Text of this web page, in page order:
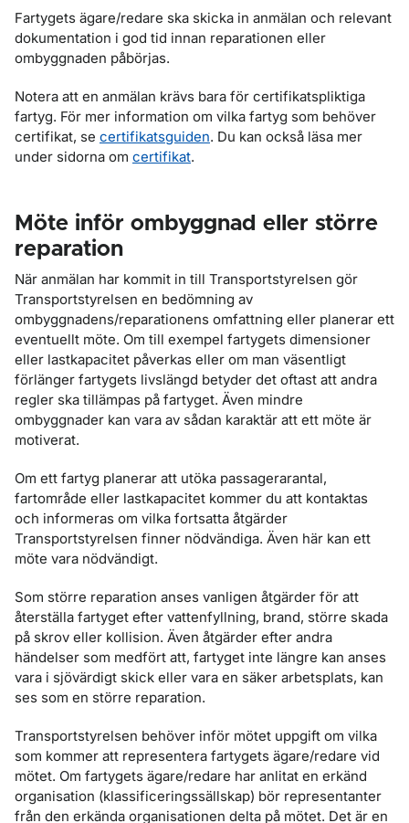
Fartygets ägare/redare ska skicka in anmälan och relevant
dokumentation i god tid innan reparationen eller
ombyggnaden påbörjas.
Notera att en anmälan krävs bara för certifikatspliktiga
fartyg. För mer information om vilka fartyg som behöver
certifikat, se certifikatsguiden. Du kan också läsa mer
under sidorna om certifikat.
Möte inför ombyggnad eller större
reparation
När anmälan har kommit in till Transportstyrelsen gör
Transportstyrelsen en bedömning av
ombyggnadens/reparationens omfattning eller planerar ett
eventuellt möte. Om till exempel fartygets dimensioner
eller lastkapacitet påverkas eller om man väsentligt
förlänger fartygets livslängd betyder det oftast att andra
regler ska tillämpas på fartyget. Även mindre
ombyggnader kan vara av sådan karaktär att ett möte är
motiverat.
Om ett fartyg planerar att utöka passagerarantal,
fartområde eller lastkapacitet kommer du att kontaktas
och informeras om vilka fortsatta åtgärder
Transportstyrelsen finner nödvändiga. Även här kan ett
möte vara nödvändigt.
Som större reparation anses vanligen åtgärder för att
återställa fartyget efter vattenfyllning, brand, större skada
på skrov eller kollision. Även åtgärder efter andra
händelser som medfört att, fartyget inte längre kan anses
vara i sjövärdigt skick eller vara en säker arbetsplats, kan
ses som en större reparation.
Transportstyrelsen behöver inför mötet uppgift om vilka
som kommer att representera fartygets ägare/redare vid
mötet. Om fartygets ägare/redare har anlitat en erkänd
organisation (klassificeringssällskap) bör representanter
från den erkända organisationen delta på mötet. Det är en